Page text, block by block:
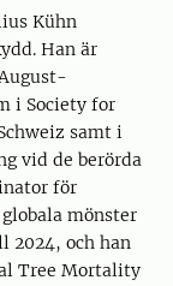
Kühn
Han är
i Society for
samt i
vid de berörda
för
mönster
2024, och han
Tree Mortality